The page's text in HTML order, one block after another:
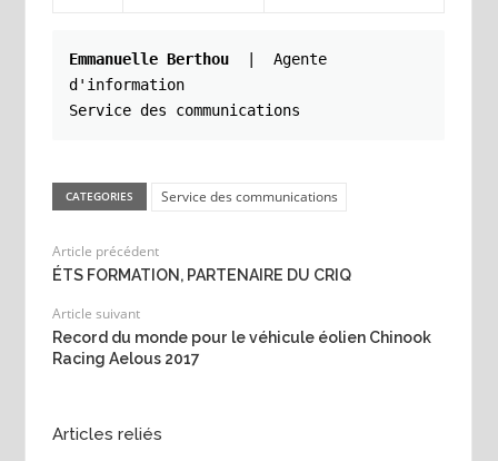
Emmanuelle Berthou
Agente
d'information
Service des communications
CATEGORIES Service des communications
Article précédent
ÉTS FORMATION, PARTENAIRE DU CRIQ
Article suivant
Record du monde pour le véhicule éolien Chinook
Racing Aelous 2017
Articles reliés